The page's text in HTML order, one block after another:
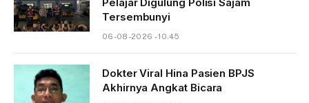
Tersembunyi
06-08-2026 - 10.45
Dokter Viral Hina Pasien BPJS
Akhirnya Angkat Bicara